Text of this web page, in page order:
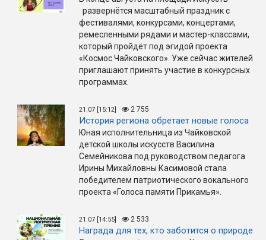
развернётся масштабный праздник с
фестивалями, конкурсами, концертами,
ремесленными рядами и мастер-классами,
который пройдёт под эгидой проекта
«Космос Чайковского». Уже сейчас жителей
приглашают принять участие в конкурсных
программах.
21.07 [15:12] 2 755
История региона обретает новые голоса
Юная исполнительница из Чайковской
детской школы искусств Василина
Семейникова под руководством педагога
Ирины Михайловны Касимовой стала
победителем патриотического вокального
проекта «Голоса памяти Прикамья».
21.07 [14:55] 2 533
Награда для тех, кто заботится о природе